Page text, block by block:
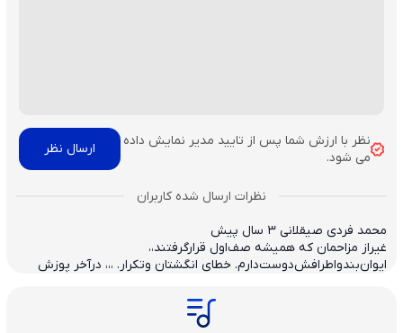
نظر با ارزش شما پس از تایید مدیر نمایش داده
می شود.
محمد فردی صیقلانی 3 سال پیش
غیراز مزاحمان که همیشه صف‌اول قرارگرفتند،،
ایوان‌بندواطرافش‌دوست‌دارم‌. خطای انگشتان وتکرار. ،،، درآخر پوزش